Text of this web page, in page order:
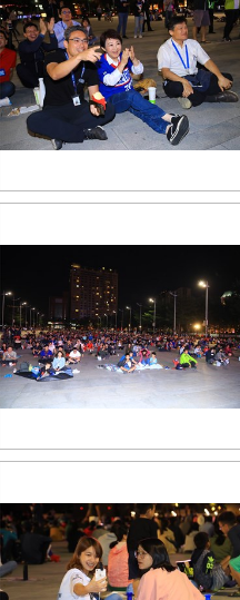
1TSAI7921
TSAI7720